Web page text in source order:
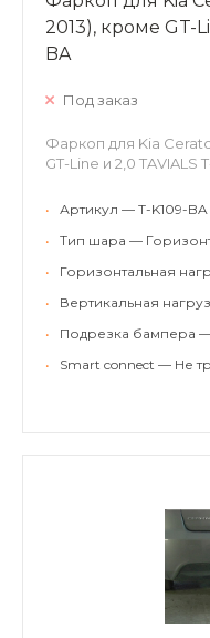
2013), кроме GT-
BA
Под заказ
Фаркоп для Kia
GT-Line и 2,0 TAVIALS
•
Артикул — T-K109-BA
•
Тип шара —
•
Горизонтальная
•
Вертикальная
•
Подрезка бампера
•
Smart connect — Не